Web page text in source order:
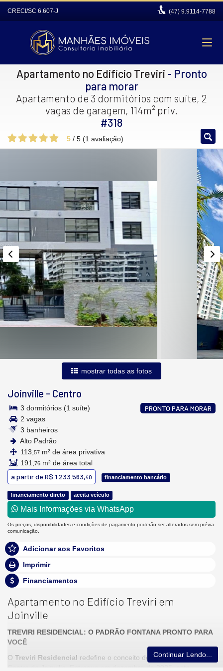
CRECI/SC 6.607-J (47) 9.9114-7788
Apartamento no Edifício Treviri - Pronto
para morar
Apartamento de 3 dormitórios com suíte, 2
vagas de garagem, 114m² priv.
#318
5 / 5 (1 avaliação)
mostrar todas as fotos
Joinville - Centro
PRONTO PARA MORAR
3 dormitórios (1 suíte)
2 vagas
3 banheiros
Alto Padrão
113, 57 m² de área privativa
191, 76 m² de área total
a partir de R$ 1.233.563,40 financiamento bancário
financiamento direto aceita veículo
Mais Informações via WhatsApp
Os preços, disponibilidades e condições de pagamento poderão ser alterados sem prévia
comunicação.
Adicionar aos Favoritos
Imprimir
Financiamentos
Apartamento no Edifício Treviri em
Joinville
TREVIRI RESIDENCIAL: O PADRÃO FONTANA PRONTO PARA
VOCÊ
O Treviri Residencial redefine o conceito de morar bem no
Centro de Joinville. Entregue em dezembro de 2025, este
Continuar Lendo...